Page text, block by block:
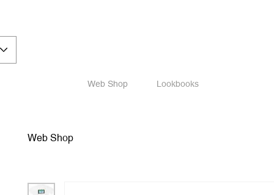
Web Shop Lookbooks
Web Shop